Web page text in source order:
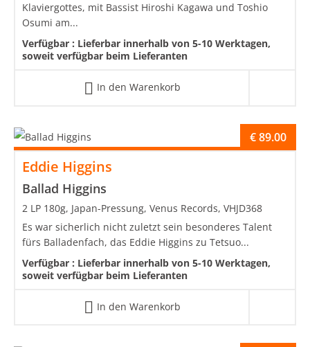
Klaviergottes, mit Bassist Hiroshi Kagawa und Toshio
Osumi am...
Verfügbar : Lieferbar innerhalb von 5-10 Werktagen,
soweit verfügbar beim Lieferanten
In den Warenkorb
Eddie Higgins
Ballad Higgins
€89.00
2 LP 180g, Japan-Pressung, Venus Records, VHJD368
Es war sicherlich nicht zuletzt sein besonderes Talent
fürs Balladenfach, das Eddie Higgins zu Tetsuo...
Verfügbar : Lieferbar innerhalb von 5-10 Werktagen,
soweit verfügbar beim Lieferanten
In den Warenkorb